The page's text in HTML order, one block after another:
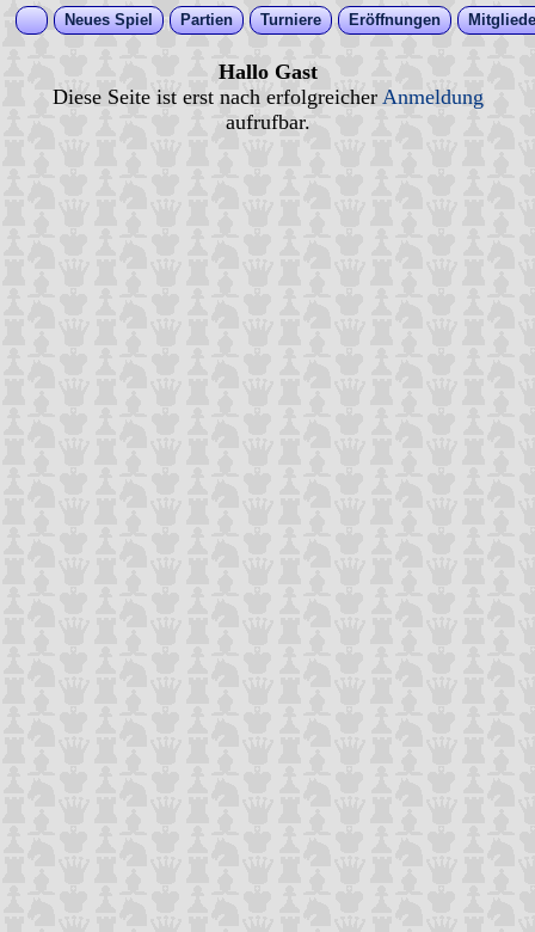
Neues Spiel Partien Turniere Eröffnungen
Hallo Gast
Diese Seite ist erst nach erfolgreicher Anmeldung
aufrufbar.